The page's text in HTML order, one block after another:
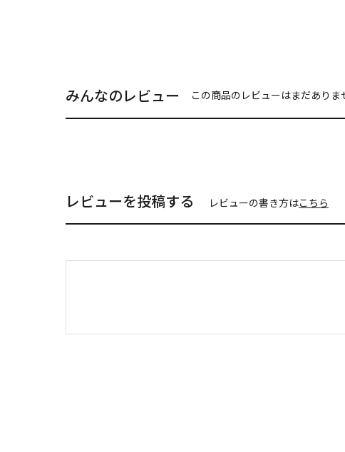
みんなのレビュー この商品のレビューはまだありま
レビューを投稿する レビューの書き方はこちら